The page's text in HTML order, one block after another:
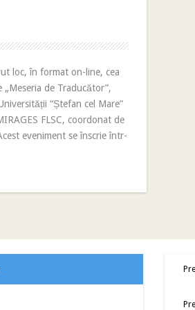
loc, în format on-line, cea
de Traducător”,
“Ștefan cel Mare”
FLSC, coordonat de
eveniment se înscrie într-